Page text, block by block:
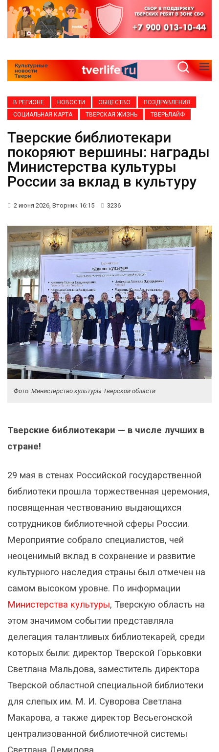
В РЕГИОНЕ НОВОСТИ ОБЩЕСТВО
ПОЗДРАВЛЕНИЯ
СОЦИАЛЬНАЯ КАРТА
ТВЕРСКАЯ ЖИЗНЬ ТВЕРЬЛАЙФ
Тверские библиотекари
покоряют вершины: награды
Министерства культуры
России за вклад в культуру
2 июня 2026, Вторник 16:15 3236
Фото: Министерство культуры Тверской области
Тверские библиотекари — в числе лучших в
стране!
29 мая в стенах Российской государственной
библиотеки прошла торжественная церемония,
посвященная чествованию выдающихся
сотрудников библиотечной сферы России.
Мероприятие собрало специалистов, чей
неоценимый вклад в сохранение и развитие
культурного наследия страны был отмечен на
самом высоком уровне. По информации
Министерства культуры, Тверскую область на
этом значимом событии представляла
делегация талантливых библиотекарей, среди
которых были: директор Тверской Горьковки
Светлана Мальдова, заместитель директора
Тверской областной специальной библиотеки
для слепых им. М. И. Суворова Светлана
Макарова, а также директор Весьегонской
централизованной библиотечной системы